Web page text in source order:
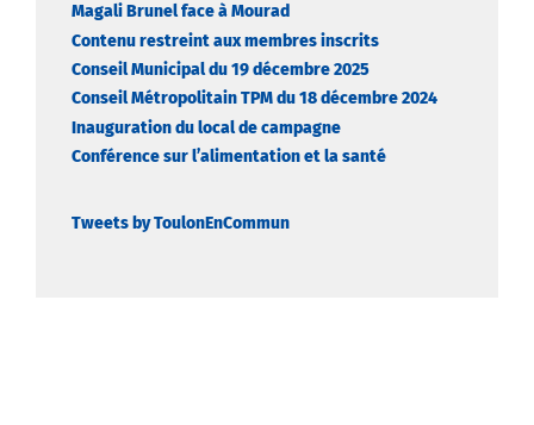
Magali Brunel face à Mourad
Contenu restreint aux membres inscrits
Conseil Municipal du 19 décembre 2025
Conseil Métropolitain TPM du 18 décembre 2024
Inauguration du local de campagne
Conférence sur l’alimentation et la santé
Tweets by ToulonEnCommun